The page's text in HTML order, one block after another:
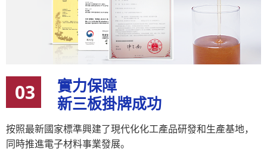
03
實力保障
新三板掛牌成功
按照最新國家標準興建了現代化化工產品研發和生產基地，
同時推進電子材料事業發展。